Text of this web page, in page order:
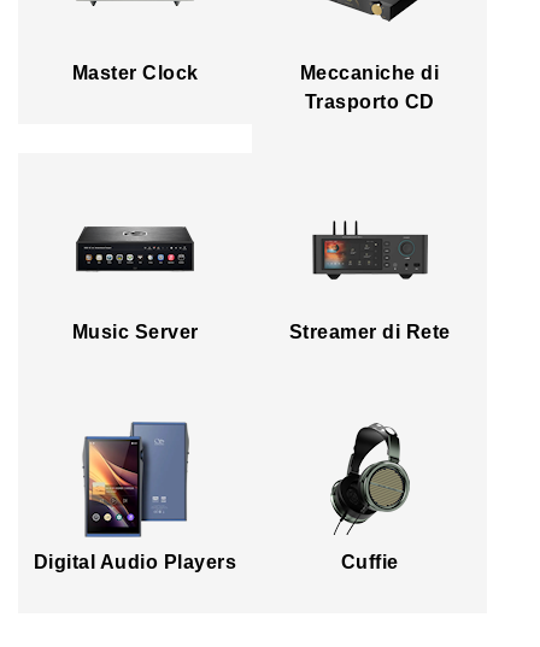
Master Clock
Meccaniche di
Trasporto CD
Music Server Streamer di Rete
Digital Audio Players Cuffie